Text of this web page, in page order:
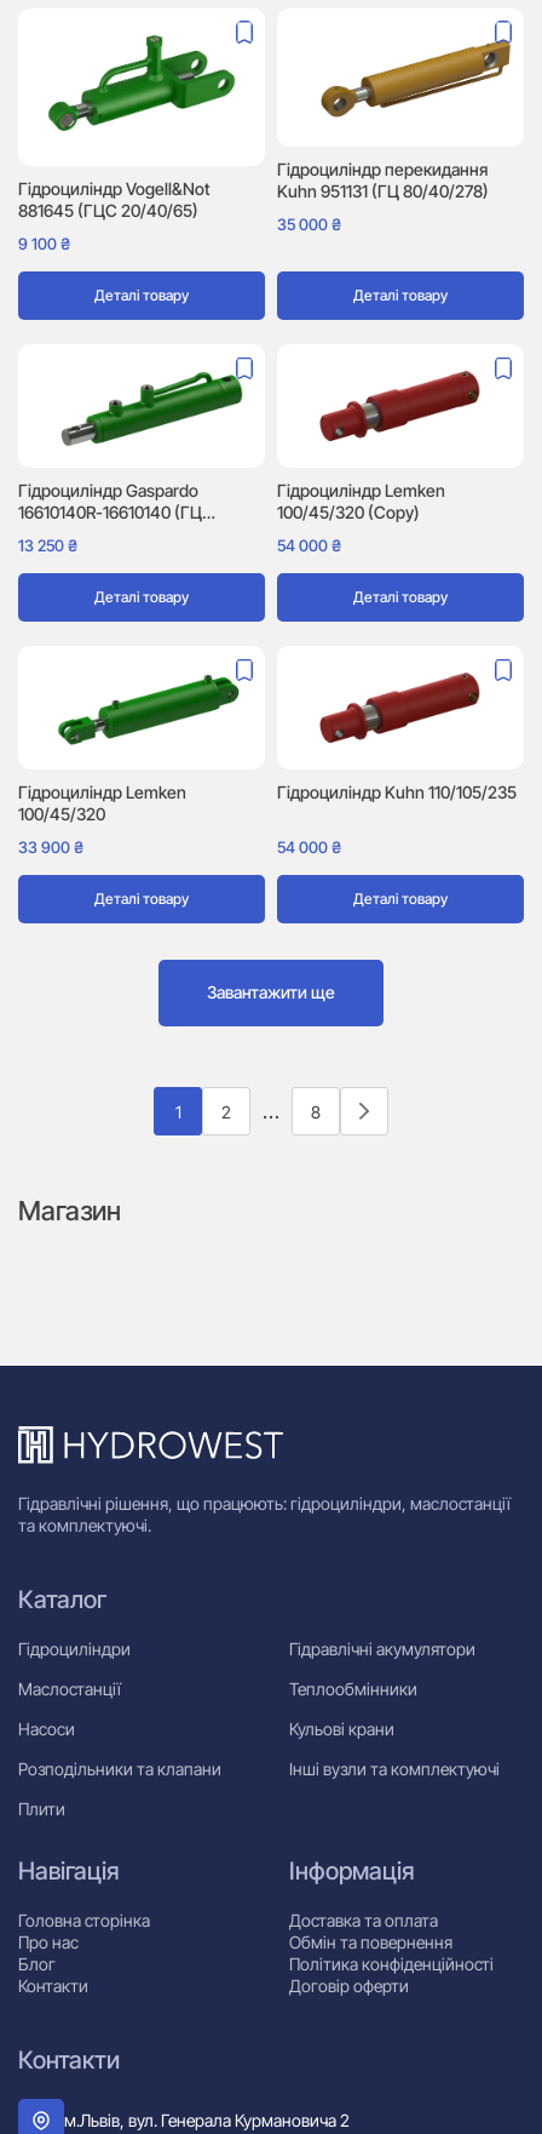
Гідроциліндр Vogell&Not
881645 (ГЦС 20/40/65)
9 100₴
Деталі товару
Гідроциліндр перекидання
Kuhn 951131 (ГЦ 80/40/278)
35 000₴
Деталі товару
Гідроциліндр Gaspardo
16610140R-16610140 (ГЦ
13 250₴
Деталі товару
Гідроциліндр Lemken
100/45/320 (Copy)
54 000₴
Деталі товару
Гідроциліндр Lemken
100/45/320
33 900₴
Деталі товару
Гідроциліндр Kuhn 110/105/235
54 000₴
Деталі товару
Завантажити ще
1 2 … 8
Магазин
Гідравлічні рішення, що працюють: гідроциліндри, маслостанції
та комплектуючі.
Навігація
Головна сторінка
Про нас
Блог
Контакти
Каталог
Гідроциліндри
Маслостанції
Насоси
Розподільники та клапани
Плити
Гідравлічні акумулятори
Теплообмінники
Кульові крани
Інші вузли та комплектуючі
Інформація
Доставка та оплата
Обмін та повернення
Політика конфіденційності
Договір оферти
Контакти
м.Львів, вул. Генерала Курмановича 2